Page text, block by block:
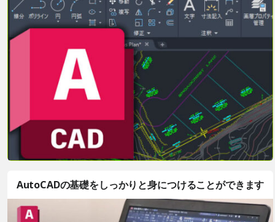
AutoCADの基礎をしっかりと身につけることができます